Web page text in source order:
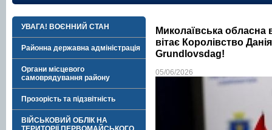
УВАГА! ВОЄННИЙ СТАН
Районна державна адміністрація
Органи місцевого
самоврядування району
Прозорість та підзвітність
ВІЙСЬКОВИЙ ОБЛІК НА
Миколаївська обласна
вітає Королівство
Grundlovsdag!
05/06/2026